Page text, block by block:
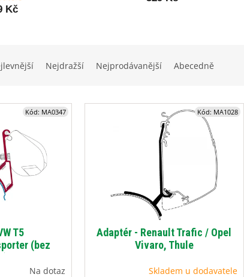
Kč
Nejdražší Nejprodávanější Abecedně
T5
(bez
Na dotaz
Kód: MA0347
Adaptér - Renault Trafic / Opel
Vivaro, Thule
Skladem u dodavatele
Kód: MA1028